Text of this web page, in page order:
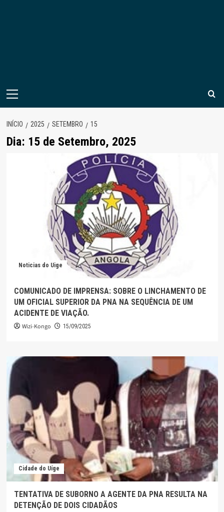
Menu
INÍCIO 2025 SETEMBRO 15
Dia: 15 de Setembro, 2025
Noticias do Uige
COMUNICADO DE IMPRENSA: SOBRE O LINCHAMENTO DE
UM OFICIAL SUPERIOR DA PNA NA SEQUÊNCIA DE UM
ACIDENTE DE VIAÇÃO.
Wizi-Kongo 15/09/2025
Cidade do Uíge
TENTATIVA DE SUBORNO A AGENTE DA PNA RESULTA NA
DETENÇÃO DE DOIS CIDADÃOS